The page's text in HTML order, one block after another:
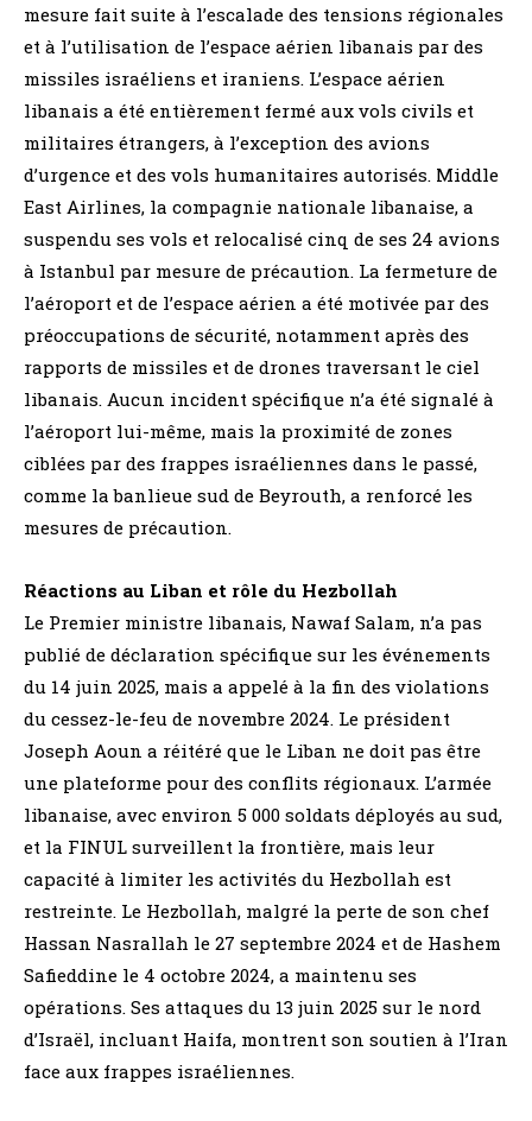
mesure fait suite à l’escalade des tensions régionales
et à l’utilisation de l’espace aérien libanais par des
missiles israéliens et iraniens. L’espace aérien
libanais a été entièrement fermé aux vols civils et
militaires étrangers, à l’exception des avions
d’urgence et des vols humanitaires autorisés. Middle
East Airlines, la compagnie nationale libanaise, a
suspendu ses vols et relocalisé cinq de ses 24 avions
à Istanbul par mesure de précaution. La fermeture de
l’aéroport et de l’espace aérien a été motivée par des
préoccupations de sécurité, notamment après des
rapports de missiles et de drones traversant le ciel
libanais. Aucun incident spécifique n’a été signalé à
l’aéroport lui-même, mais la proximité de zones
ciblées par des frappes israéliennes dans le passé,
comme la banlieue sud de Beyrouth, a renforcé les
mesures de précaution.
Réactions au Liban et rôle du Hezbollah
Le Premier ministre libanais, Nawaf Salam, n’a pas
publié de déclaration spécifique sur les événements
du 14 juin 2025, mais a appelé à la fin des violations
du cessez-le-feu de novembre 2024. Le président
Joseph Aoun a réitéré que le Liban ne doit pas être
une plateforme pour des conflits régionaux. L’armée
libanaise, avec environ 5 000 soldats déployés au sud,
et la FINUL surveillent la frontière, mais leur
capacité à limiter les activités du Hezbollah est
restreinte. Le Hezbollah, malgré la perte de son chef
Hassan Nasrallah le 27 septembre 2024 et de Hashem
Safieddine le 4 octobre 2024, a maintenu ses
opérations. Ses attaques du 13 juin 2025 sur le nord
d’Israël, incluant Haifa, montrent son soutien à l’Iran
face aux frappes israéliennes.